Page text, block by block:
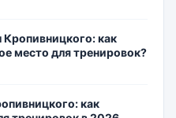
как
место для тренировок?
как